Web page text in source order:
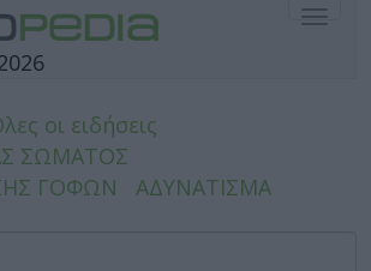
οι ειδήσεις
ΣΩΜΑΤΟΣ
ΓΟΦΩΝ
ΑΔΥΝΑΤΙΣΜΑ